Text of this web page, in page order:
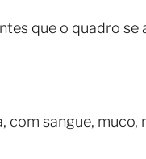
que o quadro se
sangue, muco,